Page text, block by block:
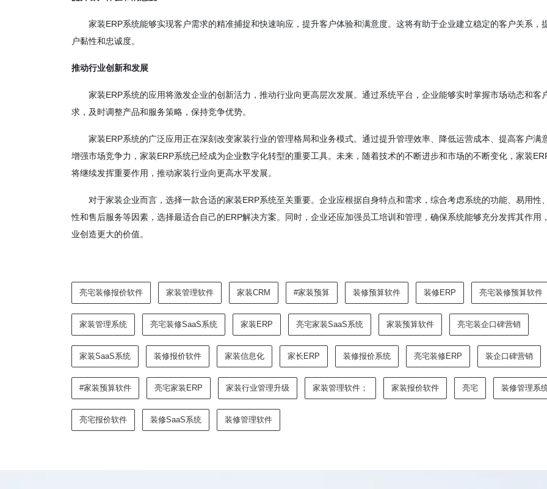
家装ERP系统能够实现客户需求的精准捕捉和快速响应，提升客户体验和满意度。这将有助于企业建立稳定的客户关系，
户黏性和忠诚度。
推动行业创新和发展
家装ERP系统的应用将激发企业的创新活力，推动行业向更高层次发展。通过系统平台，企业能够实时掌握市场动态和客
求，及时调整产品和服务策略，保持竞争优势。
家装ERP系统的广泛应用正在深刻改变家装行业的管理格局和业务模式。通过提升管理效率、降低运营成本、提高客户满
增强市场竞争力，家装ERP系统已经成为企业数字化转型的重要工具。未来，随着技术的不断进步和市场的不断变化，家装
将继续发挥重要作用，推动家装行业向更高水平发展。
对于家装企业而言，选择一款合适的家装ERP系统至关重要。企业应根据自身特点和需求，综合考虑系统的功能、易用性
性和售后服务等因素，选择最适合自己的ERP解决方案。同时，企业还应加强员工培训和管理，确保系统能够充分发挥其作用
业创造更大的价值。
亮宅装修报价软件 家装管理软件 家装CRM #家装预算 装修预算软件 装修ERP 亮宅装修预算软件
家装管理系统 亮宅装修SaaS系统 家装ERP 亮宅家装SaaS系统 家装预算软件 亮宅装企口碑营销
家装SaaS系统 装修报价软件 家装信息化 家长ERP 装修报价系统 亮宅装修ERP 装企口碑营销
#家装预算软件 亮宅家装ERP 家装行业管理升级 家装管理软件； 家装报价软件 亮宅 装修管理系
亮宅报价软件 装修SaaS系统 装修管理软件